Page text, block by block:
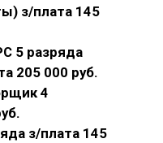
з/плата 145
5 разряда
205 000 руб.
4
з/плата 145